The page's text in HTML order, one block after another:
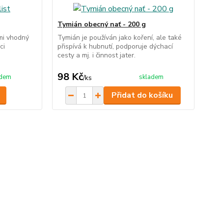
vhodný
Tymián obecný nať - 200 g
Tymián je používán jako koření, ale také
přispívá k hubnutí, podporuje dýchací
cesty a mj. i činnost jater.
98 Kč/ks skladem
Přidat do košíku